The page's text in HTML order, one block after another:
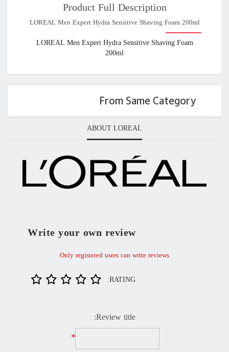
when
Product Full Description
LOREAL Men Expert Hydra Sensitive Shaving Foam 200ml
LOREAL Men Expert Hydra Sensitive Shaving Foam
200ml
From Same Category
ABOUT LOREAL
Write your own review
Only registered users can write reviews
RATING:
Review title:
*